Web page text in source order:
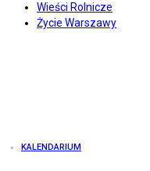
Wieści Rolnicze
Życie Warszawy
KALENDARIUM